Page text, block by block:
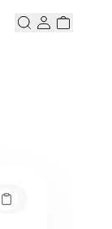
PretražiKorisnicki